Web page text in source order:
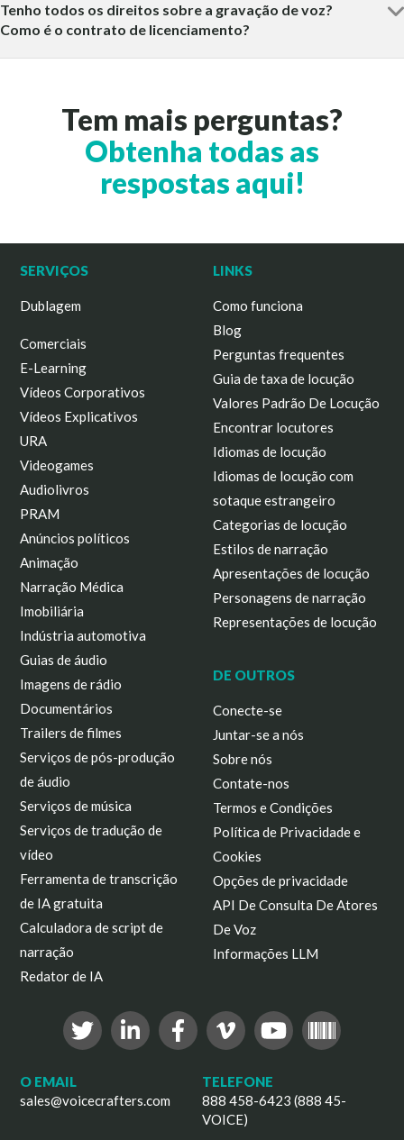
Tenho todos os direitos sobre a gravação de voz?
Como é o contrato de licenciamento?
Tem mais perguntas?
Obtenha todas as
respostas aqui!
SERVIÇOS
Dublagem
Comerciais
E-Learning
Vídeos Corporativos
Vídeos Explicativos
URA
Videogames
Audiolivros
PRAM
Anúncios políticos
Animação
Narração Médica
Imobiliária
Indústria automotiva
Guias de áudio
Imagens de rádio
Documentários
Trailers de filmes
Serviços de pós-produção
de áudio
Serviços de música
Serviços de tradução de
vídeo
Ferramenta de transcrição
de IA gratuita
Calculadora de script de
narração
Redator de IA
LINKS
Como funciona
Blog
Perguntas frequentes
Guia de taxa de locução
Valores Padrão De Locução
Encontrar locutores
Idiomas de locução
Idiomas de locução com
sotaque estrangeiro
Categorias de locução
Estilos de narração
Apresentações de locução
Personagens de narração
Representações de locução
DE OUTROS
Conecte-se
Juntar-se a nós
Sobre nós
Contate-nos
Termos e Condições
Política de Privacidade e
Cookies
Opções de privacidade
API De Consulta De Atores
De Voz
Informações LLM
O EMAIL
sales@voicecrafters.com
TELEFONE
888 458-6423 (888 45-
VOICE)